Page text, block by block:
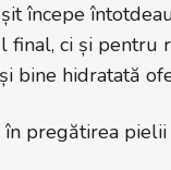
începe
final, ci și pentru
bine hidratată
în pregătirea